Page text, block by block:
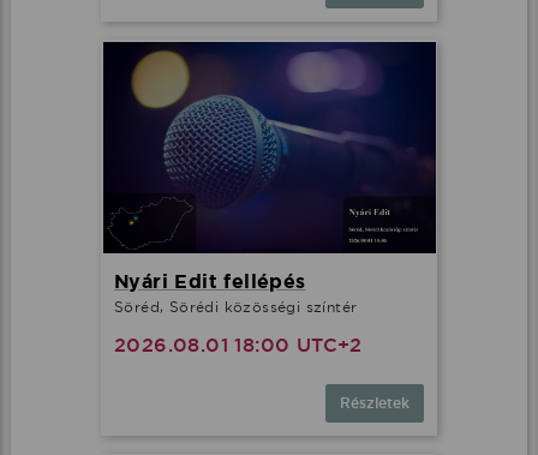
Nyári Edit fellépés
Söréd, Sörédi közösségi színtér
2026.08.01 18:00 UTC+2
Részletek